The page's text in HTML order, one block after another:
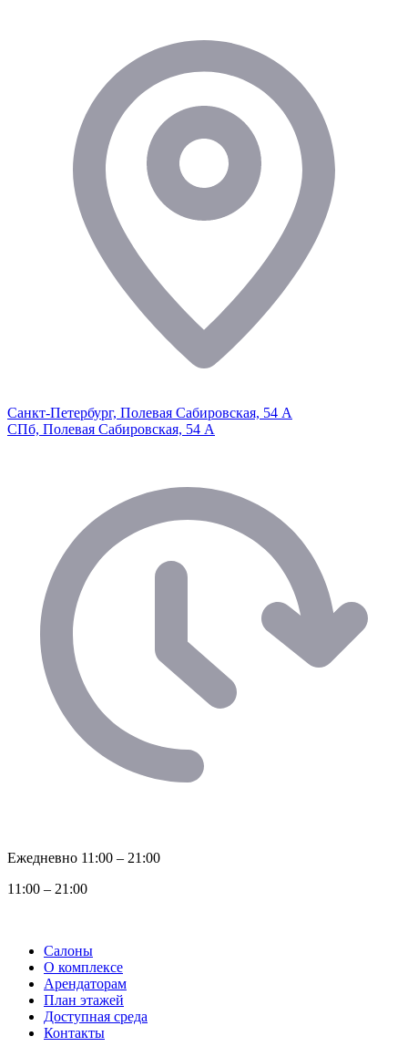
Санкт-Петербург, Полевая Сабировская, 54 А
СПб, Полевая Сабировская, 54 А
Ежедневно 11:00 ‒ 21:00
11:00 ‒ 21:00
Салоны
О комплексе
Арендаторам
План этажей
Доступная среда
Контакты